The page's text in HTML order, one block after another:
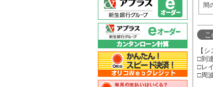
間
【
□到
□レ
□周